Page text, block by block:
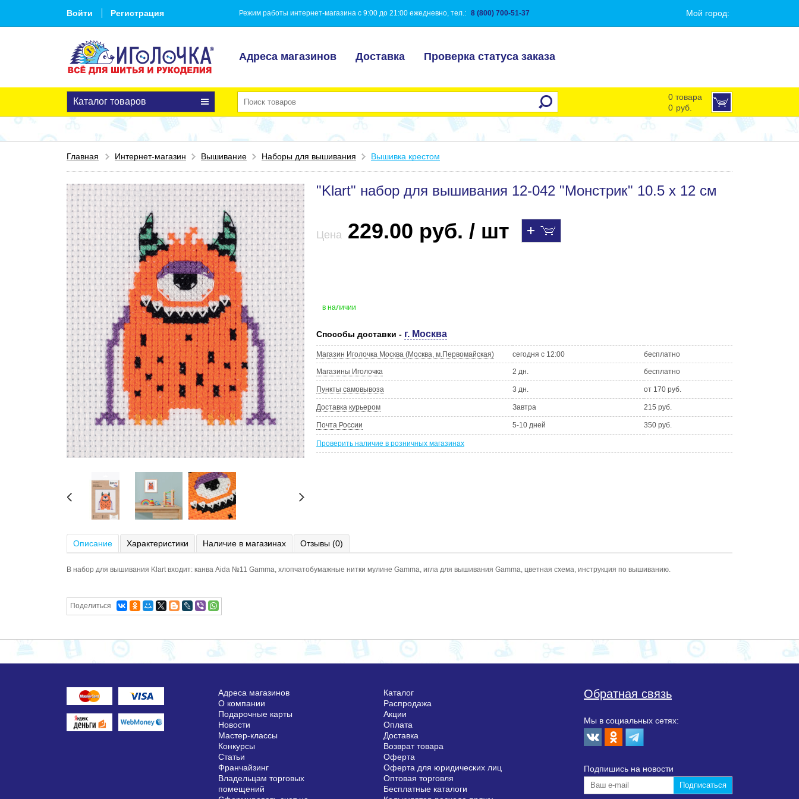
Войти Регистрация Режим работы интернет-магазина с 9:00 до 21:00 ежедневно, тел.: 8 (800) 700-51-37 Мой город:
Адреса магазинов Доставка Проверка статуса заказа
Каталог товаров
0 товара
0 руб.
Главная Интернет-магазин Вышивание Наборы для вышивания Вышивка крестом
"Klart" набор для вышивания 12-042 "Монстрик" 10.5 х 12 см
Цена 229.00 руб. / шт
в наличии
Способы доставки - г. Москва
Магазин Иголочка Москва (Москва, м.Первомайская) сегодня с 12:00 бесплатно
Магазины Иголочка 2 дн. бесплатно
Пункты самовывоза 3 дн. от 170 руб.
Доставка курьером Завтра 215 руб.
Почта России 5-10 дней 350 руб.
Проверить наличие в розничных магазинах
Описание Характеристики Наличие в магазинах Отзывы (0)
В набор для вышивания Klart входит: канва Aida №11 Gamma, хлопчатобумажные нитки мулине Gamma, игла для вышивания Gamma, цветная схема, инструкция по вышиванию.
Поделиться
Адреса магазинов
О компании
Подарочные карты
Новости
Мастер-классы
Конкурсы
Статьи
Франчайзинг
Владельцам торговых
помещений
Каталог
Распродажа
Акции
Оплата
Доставка
Возврат товара
Оферта
Оферта для юридических лиц
Оптовая торговля
Бесплатные каталоги
Обратная связь
Мы в социальных сетях:
Подпишиcь на новости